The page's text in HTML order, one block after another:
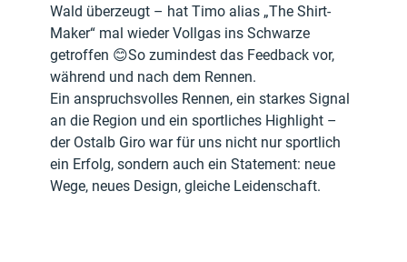
Wald überzeugt – hat Timo alias „The Shirt-
Maker“ mal wieder Vollgas ins Schwarze
getroffen 😊So zumindest das Feedback vor,
während und nach dem Rennen.
Ein anspruchsvolles Rennen, ein starkes Signal
an die Region und ein sportliches Highlight –
der Ostalb Giro war für uns nicht nur sportlich
ein Erfolg, sondern auch ein Statement: neue
Wege, neues Design, gleiche Leidenschaft.